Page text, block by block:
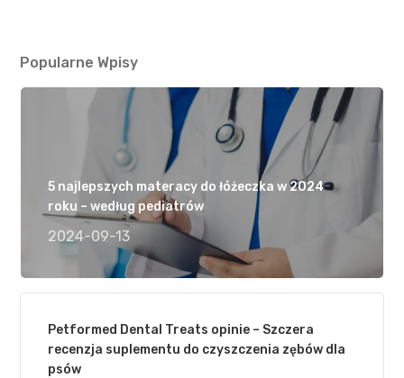
Popularne Wpisy
5 najlepszych materacy do łóżeczka w 2024
roku – według pediatrów
2024-09-13
Petformed Dental Treats opinie – Szczera
recenzja suplementu do czyszczenia zębów dla
psów